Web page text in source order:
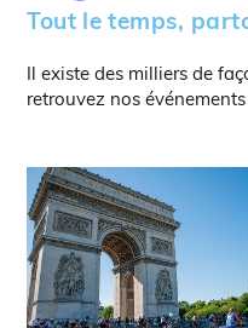
Tout le temps,
Il existe des milliers de
retrouvez nos